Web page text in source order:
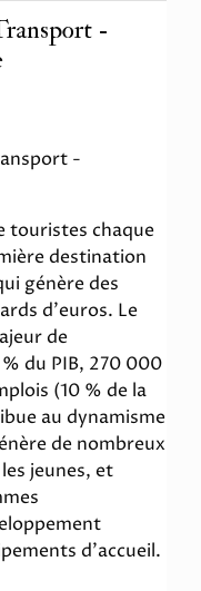
-
-
touristes chaque
destination
génère des
d'euros. Le
de
du PIB, 270 000
(10 % de la
au dynamisme
de nombreux
jeunes, et
d'accueil.